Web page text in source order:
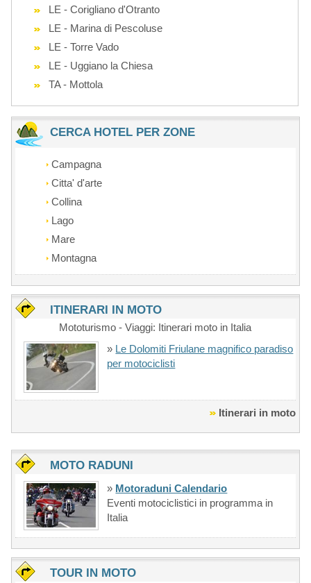
LE - Corigliano d'Otranto
LE - Marina di Pescoluse
LE - Torre Vado
LE - Uggiano la Chiesa
TA - Mottola
CERCA HOTEL PER ZONE
Campagna
Citta' d'arte
Collina
Lago
Mare
Montagna
ITINERARI IN MOTO
Mototurismo - Viaggi: Itinerari moto in Italia
» Le Dolomiti Friulane magnifico paradiso
per motociclisti
Itinerari in moto
MOTO RADUNI
» Motoraduni Calendario
Eventi motociclistici in programma in
Italia
TOUR IN MOTO